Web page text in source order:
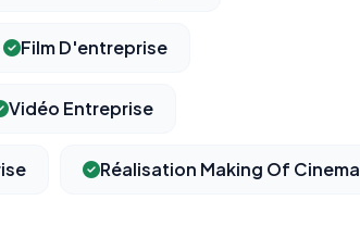
Film D'entreprise
Vidéo Entreprise
Réalisation Making Of Cinema
le site